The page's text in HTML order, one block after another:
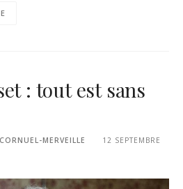
: tout est sans
MERVEILLE
12 SEPTEMBRE